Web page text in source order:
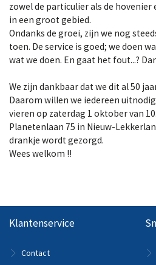
zowel de particulier als de
in een groot gebied.
Ondanks de groei, zijn we nog
toen. De service is goed; we doen
wat we doen. En gaat het fout...?
We zijn dankbaar dat we dit al 50
Daarom willen we iedereen
vieren op zaterdag 1 oktober van
Planetenlaan 75 in Nieuw-
drankje wordt gezorgd.
Wees welkom !!
Klantenservice
Contact